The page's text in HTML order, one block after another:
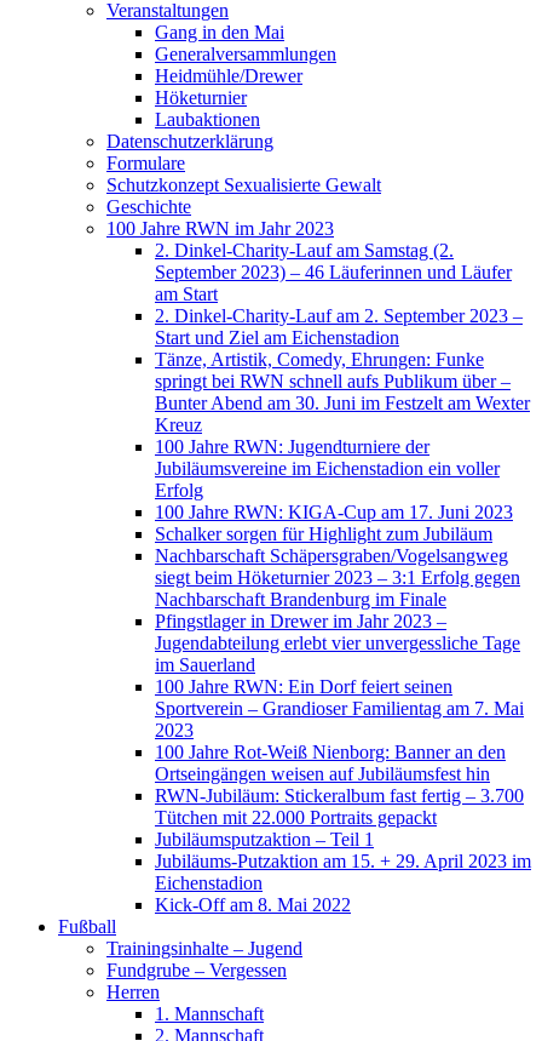
Veranstaltungen
Gang in den Mai
Generalversammlungen
Heidmühle/Drewer
Höketurnier
Laubaktionen
Datenschutzerklärung
Formulare
Schutzkonzept Sexualisierte Gewalt
Geschichte
100 Jahre RWN im Jahr 2023
2. Dinkel-Charity-Lauf am Samstag (2.
September 2023) – 46 Läuferinnen und Läufer
am Start
2. Dinkel-Charity-Lauf am 2. September 2023 –
Start und Ziel am Eichenstadion
Tänze, Artistik, Comedy, Ehrungen: Funke
springt bei RWN schnell aufs Publikum über –
Bunter Abend am 30. Juni im Festzelt am Wexter
Kreuz
100 Jahre RWN: Jugendturniere der
Jubiläumsvereine im Eichenstadion ein voller
Erfolg
100 Jahre RWN: KIGA-Cup am 17. Juni 2023
Schalker sorgen für Highlight zum Jubiläum
Nachbarschaft Schäpersgraben/Vogelsangweg
siegt beim Höketurnier 2023 – 3:1 Erfolg gegen
Nachbarschaft Brandenburg im Finale
Pfingstlager in Drewer im Jahr 2023 –
Jugendabteilung erlebt vier unvergessliche Tage
im Sauerland
100 Jahre RWN: Ein Dorf feiert seinen
Sportverein – Grandioser Familientag am 7. Mai
2023
100 Jahre Rot-Weiß Nienborg: Banner an den
Ortseingängen weisen auf Jubiläumsfest hin
RWN-Jubiläum: Stickeralbum fast fertig – 3.700
Tütchen mit 22.000 Portraits gepackt
Jubiläumsputzaktion – Teil 1
Jubiläums-Putzaktion am 15. + 29. April 2023 im
Eichenstadion
Kick-Off am 8. Mai 2022
Fußball
Trainingsinhalte – Jugend
Fundgrube – Vergessen
Herren
1. Mannschaft
2. Mannschaft